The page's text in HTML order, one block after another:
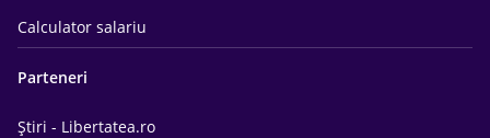
Calculator salariu
Parteneri
Știri - Libertatea.ro